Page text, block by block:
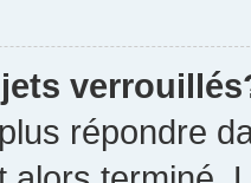
répondre